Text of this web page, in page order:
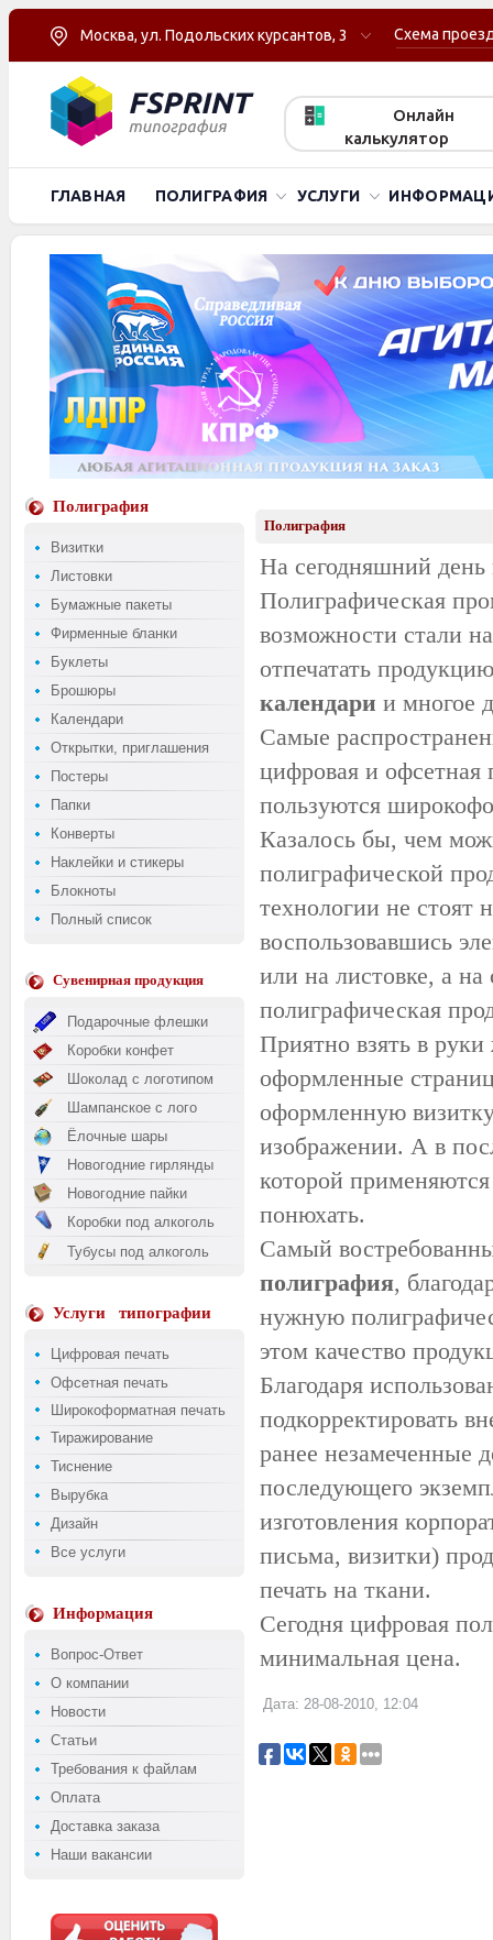
Москва, ул. Подольских курсантов, 3 Схема
Онлайн
калькулятор
ГЛАВНАЯ ПОЛИГРАФИЯ УСЛУГИ
Полиграфия
Визитки
Листовки
Бумажные пакеты
Фирменные бланки
Буклеты
Брошюры
Календари
Открытки, приглашения
Постеры
Папки
Конверты
Наклейки и стикеры
Блокноты
Полный список
Сувенирная продукция
Подарочные флешки
Коробки конфет
Шоколад с логотипом
Шампанское с лого
Ёлочные шары
Новогодние гирлянды
Новогодние пайки
Коробки под алкоголь
Тубусы под алкоголь
Услуги типографии
Цифровая печать
Офсетная печать
Широкоформатная печать
Тиражирование
Тиснение
Вырубка
Дизайн
Все услуги
Информация
Вопрос-Ответ
О компании
Новости
Статьи
Требования к файлам
Оплата
Доставка заказа
Наши вакансии
Полиграфия
На сегодняшний день
Полиграфическая
возможности стали
отпечатать
календари и многое
Самые
цифровая и
пользуются
Казалось бы, чем
полиграфической
технологии не стоят
воспользовавшись
или на листовке, а
полиграфическая
Приятно взять в
оформленные
оформленную
изображении. А в
которой
понюхать.
Самый
полиграфия,
нужную
этом качество
Благодаря
подкорректировать
ранее незамеченные
последующего
изготовления
письма, визитки)
печать на ткани.
Сегодня цифровая
минимальная цена.
Дата: 28-08-2010, 12:04